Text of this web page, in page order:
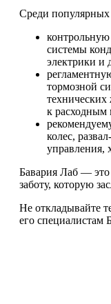
Среди
системы
электрики и
тормозной
технических
к расходным
колес,
управления,
Бавария Лаб —
заботу, которую
Не откладывайте
его специалистам